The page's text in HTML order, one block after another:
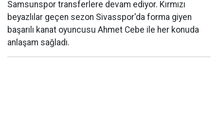
Samsunspor transferlere devam ediyor. Kırmızı
beyazlılar geçen sezon Sivasspor'da forma giyen
başarılı kanat oyuncusu Ahmet Cebe ile her konuda
anlaşam sağladı.